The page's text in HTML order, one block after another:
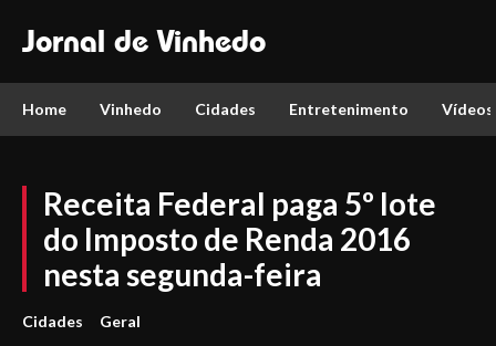
Jornal de Vinhedo
Home Vinhedo Cidades Entretenimento Vídeos
Receita Federal paga 5º lote
do Imposto de Renda 2016
nesta segunda-feira
Cidades Geral